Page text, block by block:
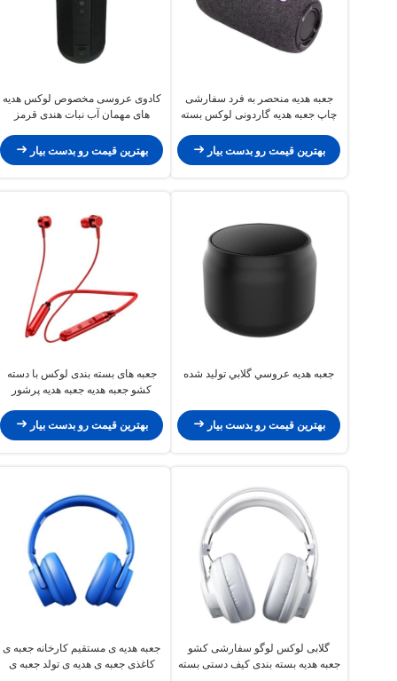
جعبه هدیه منحصر به فرد سفارشی
چاپ جعبه هدیه گاردونی لوکس بسته
بهترین قیمت رو بدست بیار
کادوی عروسی مخصوص لوکس هدیه
های مهمان آب نبات هندی قرمز
تزئین عروسی
بهترین قیمت رو بدست بیار
جعبه هديه عروسي گلابي توليد شده
بهترین قیمت رو بدست بیار
جعبه های بسته بندی لوکس با دسته
کشو جعبه هدیه جعبه هدیه پرشور
بهترین قیمت رو بدست بیار
گلابی لوکس لوگو سفارشی کشو
جعبه هدیه بسته بندی کیف دستی بسته
جعبه هدیه ی مستقیم کارخانه جعبه ی
کاغذی جعبه ی هدیه ی تولد جعبه ی